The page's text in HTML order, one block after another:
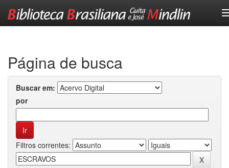
Página de busca
Buscar em:
por
Filtros correntes: